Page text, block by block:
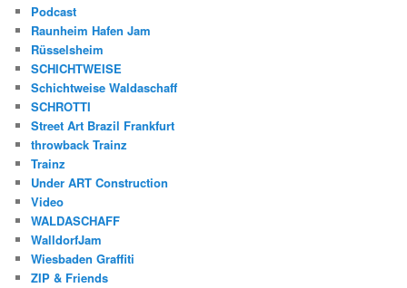
Podcast
Raunheim Hafen Jam
Rüsselsheim
SCHICHTWEISE
Schichtweise Waldaschaff
SCHROTTI
Street Art Brazil Frankfurt
throwback Trainz
Trainz
Under ART Construction
Video
WALDASCHAFF
WalldorfJam
Wiesbaden Graffiti
ZIP & Friends